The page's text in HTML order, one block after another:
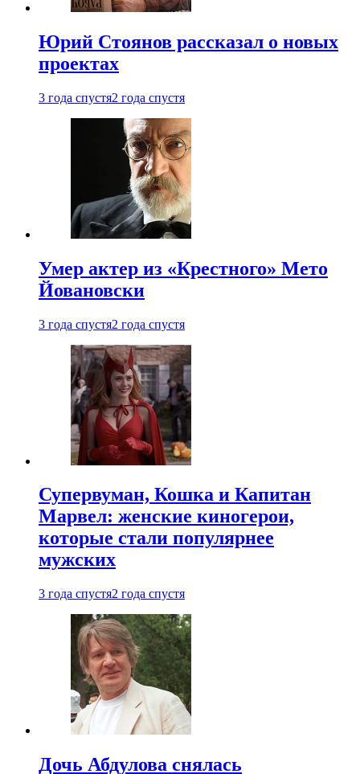
Юрий Стоянов рассказал о новых
проектах
3 года спустя2 года спустя
Умер актер из «Крестного» Мето
Йовановски
3 года спустя2 года спустя
Супервуман, Кошка и Капитан
Марвел: женские киногерои,
которые стали популярнее
мужских
3 года спустя2 года спустя
Дочь Абдулова снялась